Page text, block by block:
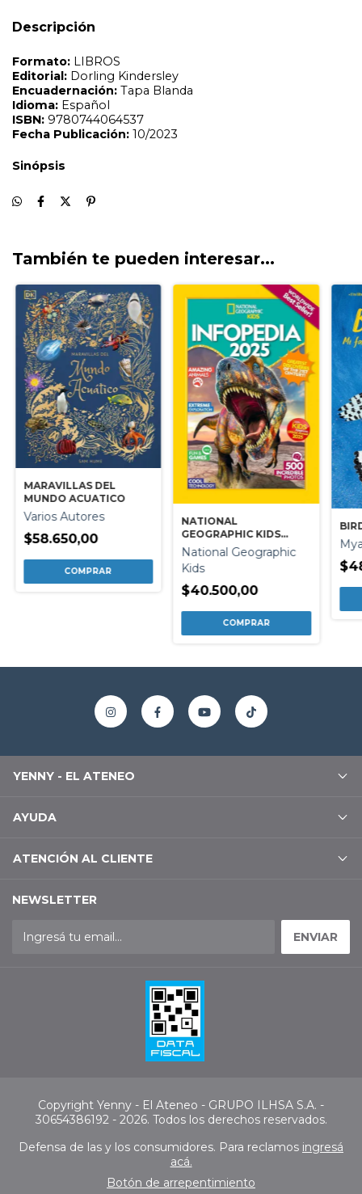
Descripción
También te pueden interesar...
MARAVILLAS DEL
MUNDO ACUATICO
Varios Autores
$58.650,00
NATIONAL
GEOGRAPHIC KIDS
INFOPEDIA 2025
National Geographic
Kids
$40.500,00
YENNY - EL ATENEO
AYUDA
ATENCIÓN AL CLIENTE
NEWSLETTER
Copyright Yenny - El Ateneo - GRUPO ILHSA S.A. -
30654386192 - 2026. Todos los derechos reservados.
Defensa de las y los consumidores. Para reclamos ingresá
acá.
Botón de arrepentimiento